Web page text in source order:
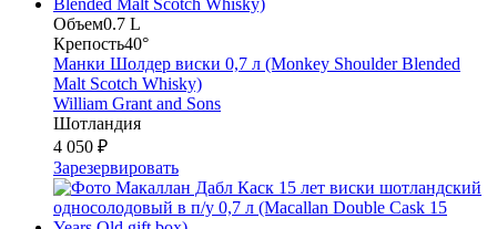
Объем0.7 L
Крепость40°
Манки Шолдер виски 0,7 л (Monkey Shoulder Blended
Malt Scotch Whisky)
William Grant and Sons
Шотландия
4 050 ₽
Зарезервировать